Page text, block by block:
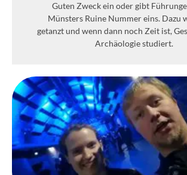
Guten Zweck ein oder gibt
Münsters Ruine Nummer eins. Dazu
getanzt und wenn dann noch Zeit ist,
Archäologie studiert.